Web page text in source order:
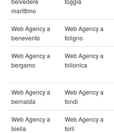
marittimo
Web Agency a
benevento
Web Agency a
foligno
Web Agency a
bergamo
Web Agency a
follonica
Web Agency a
bernalda
Web Agency a
fondi
Web Agency a
biella
Web Agency a
forli